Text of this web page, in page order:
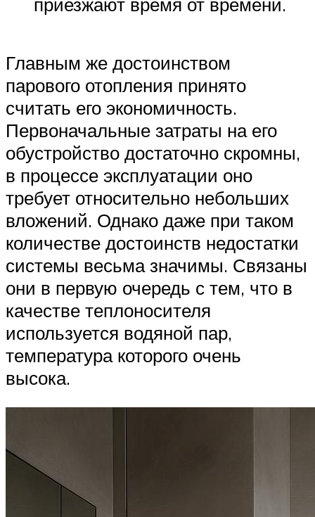
Главным же достоинством
парового отопления принято
считать его экономичность.
Первоначальные затраты на его
обустройство достаточно скромны,
в процессе эксплуатации оно
требует относительно небольших
вложений. Однако даже при таком
количестве достоинств недостатки
системы весьма значимы. Связаны
они в первую очередь с тем, что в
качестве теплоносителя
используется водяной пар,
температура которого очень
высока.